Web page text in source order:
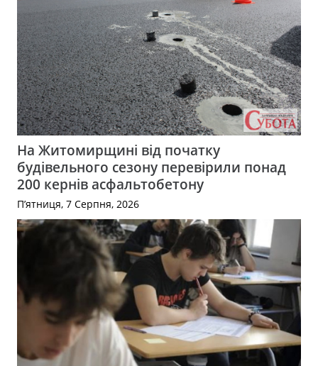
На Житомирщині від початку
будівельного сезону перевірили понад
200 кернів асфальтобетону
П’ятниця, 7 Серпня, 2026